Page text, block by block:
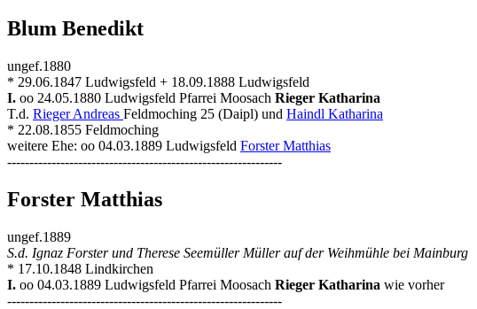
Blum Benedikt
ungef.1880
* 29.06.1847 Ludwigsfeld + 18.09.1888 Ludwigsfeld
I. oo 24.05.1880 Ludwigsfeld Pfarrei Moosach Rieger Katharina
T.d. Rieger Andreas Feldmoching 25 (Daipl) und Haindl Katharina
* 22.08.1855 Feldmoching
weitere Ehe: oo 04.03.1889 Ludwigsfeld Forster Matthias
--------------------------------------------------------------
Forster Matthias
ungef.1889
S.d. Ignaz Forster und Therese Seemüller Müller auf der Weihmühle bei Mainburg
* 17.10.1848 Lindkirchen
I. oo 04.03.1889 Ludwigsfeld Pfarrei Moosach Rieger Katharina wie vorher
--------------------------------------------------------------